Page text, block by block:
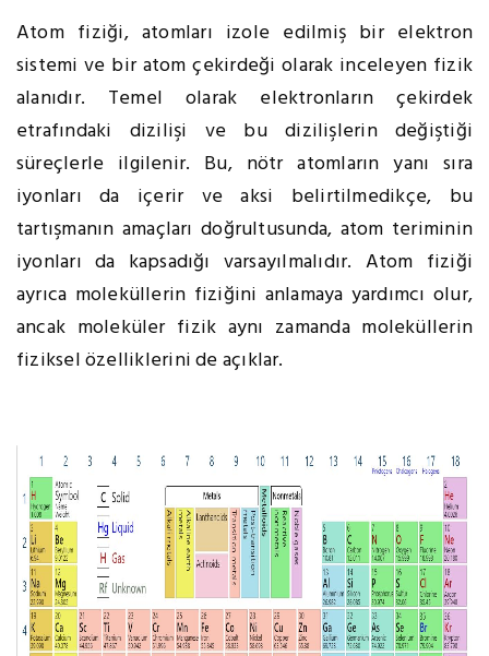
Atom fiziği, atomları izole edilmiş bir elektron
sistemi ve bir atom çekirdeği olarak inceleyen fizik
alanıdır. Temel olarak elektronların çekirdek
etrafındaki dizilişi ve bu dizilişlerin değiştiği
süreçlerle ilgilenir. Bu, nötr atomların yanı sıra
iyonları da içerir ve aksi belirtilmedikçe, bu
tartışmanın amaçları doğrultusunda, atom teriminin
iyonları da kapsadığı varsayılmalıdır. Atom fiziği
ayrıca moleküllerin fiziğini anlamaya yardımcı olur,
ancak moleküler fizik aynı zamanda moleküllerin
fiziksel özelliklerini de açıklar.